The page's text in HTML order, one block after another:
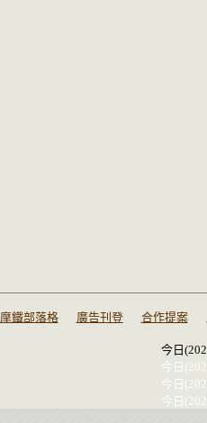
摩鐵部落格 廣告刊登 合作提案
今日
今日
今日
今日